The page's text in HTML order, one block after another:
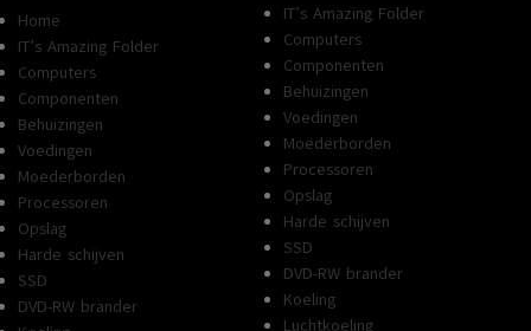
Home
IT’s Amazing Folder
Computers
Componenten
Behuizingen
Voedingen
Moederborden
Processoren
Opslag
Harde schijven
SSD
DVD-RW brander
IT’s Amazing Folder
Computers
Componenten
Behuizingen
Voedingen
Moederborden
Processoren
Opslag
Harde schijven
SSD
DVD-RW brander
Koeling
Luchtkoeling